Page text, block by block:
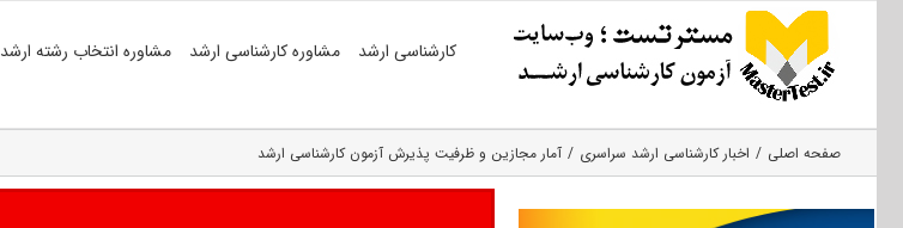
کارشناسی ارشد مشاوره کارشناسی ارشد مشاوره انتخاب رشته ارشد
صفحه اصلی اخبار کارشناسی ارشد سراسری آمار مجازین و ظرفیت پذیرش آزمون کارشناسی ارشد